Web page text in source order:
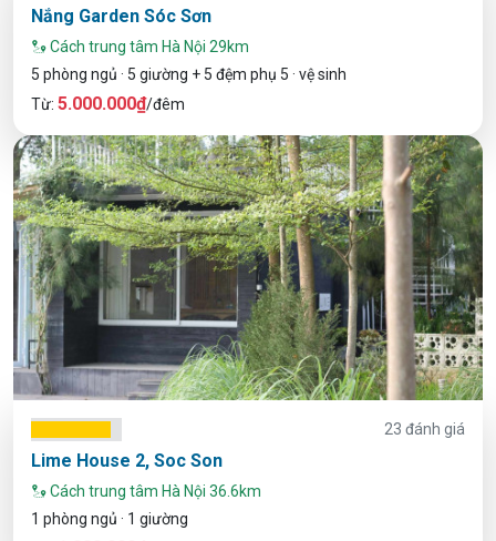
Nắng Garden Sóc Sơn
Cách trung tâm Hà Nội 29km
5 phòng ngủ · 5 giường + 5 đệm phụ 5 · vệ sinh
Từ: 5.000.000₫/đêm
23 đánh giá
Lime House 2, Soc Son
Cách trung tâm Hà Nội 36.6km
1 phòng ngủ · 1 giường